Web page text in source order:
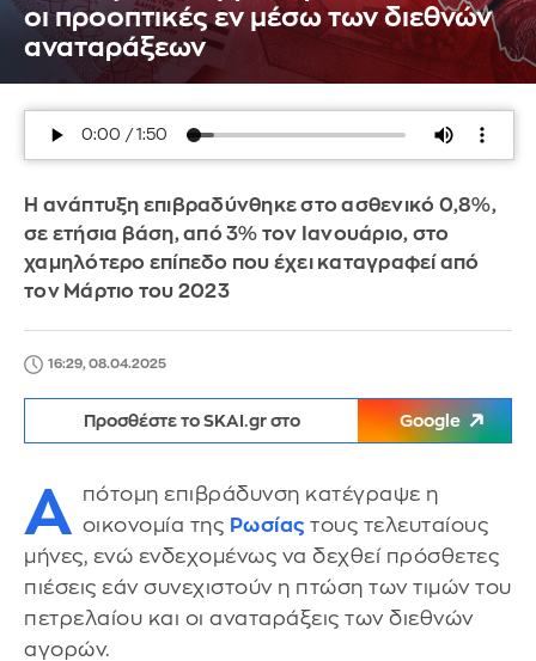
οι προοπτικές εν μέσω των διεθνών
αναταράξεων
Η ανάπτυξη επιβραδύνθηκε στο ασθενικό 0,8%,
σε ετήσια βάση, από 3% τον Ιανουάριο, στο
χαμηλότερο επίπεδο που έχει καταγραφεί από
τον Μάρτιο του 2023
16:29, 08.04.2025
Προσθέστε το SKAI.gr στο Google
Α πότομη επιβράδυνση κατέγραψε η
οικονομία της Ρωσίας τους τελευταίους
μήνες, ενώ ενδεχομένως να δεχθεί πρόσθετες
πιέσεις εάν συνεχιστούν η πτώση των τιμών του
πετρελαίου και οι αναταράξεις των διεθνών
αγορών.